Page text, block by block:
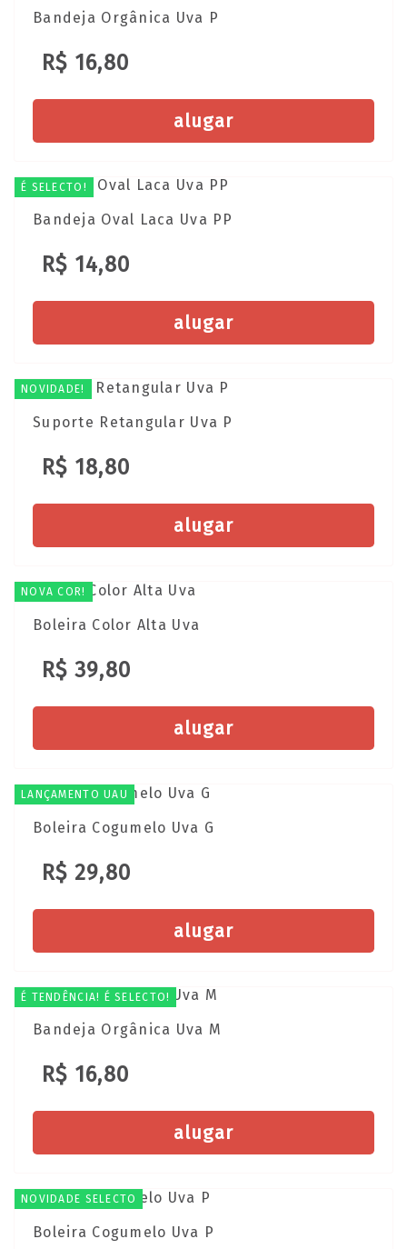
Bandeja Orgânica Uva P
R$ 16,80
alugar
É SELECTO!
Bandeja Oval Laca Uva PP
R$ 14,80
alugar
NOVIDADE!
Suporte Retangular Uva P
R$ 18,80
alugar
NOVA COR!
Boleira Color Alta Uva
R$ 39,80
alugar
LANÇAMENTO UAU
Boleira Cogumelo Uva G
R$ 29,80
alugar
É TENDÊNCIA! É SELECTO!
Bandeja Orgânica Uva M
R$ 16,80
alugar
NOVIDADE SELECTO
Boleira Cogumelo Uva P